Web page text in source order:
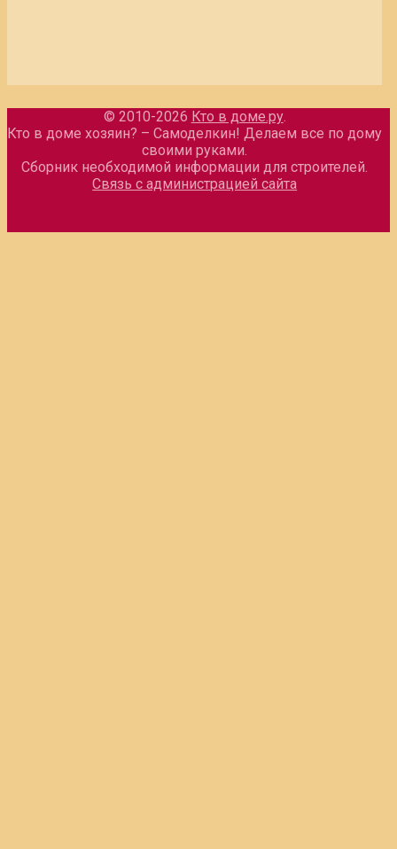
© 2010-2026 Кто в доме.ру.
Кто в доме хозяин? – Самоделкин! Делаем все по дому
своими руками.
Сборник необходимой информации для строителей.
Связь с администрацией сайта